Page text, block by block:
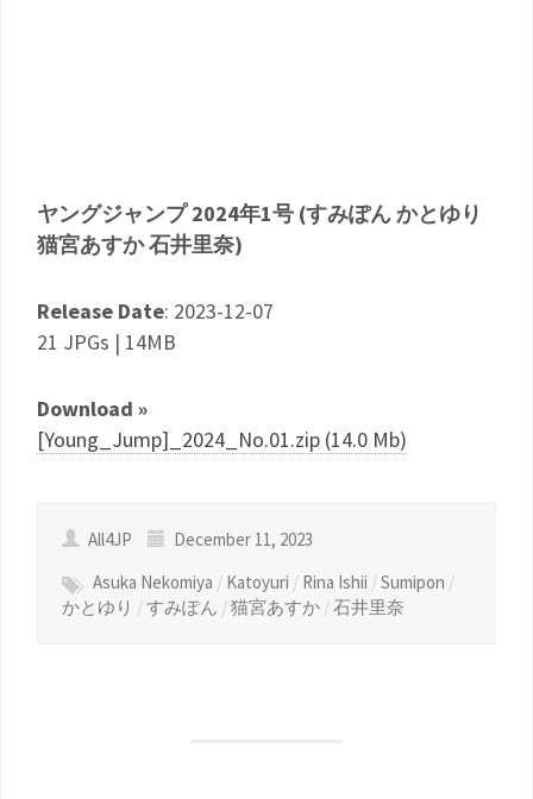
ヤングジャンプ 2024年1号 (すみぽん かとゆり
猫宮あすか 石井里奈)
Release Date: 2023-12-07
21 JPGs | 14MB
Download »
[Young_Jump]_2024_No.01.zip (14.0 Mb)
All4JP
December 11, 2023
Asuka Nekomiya / Katoyuri / Rina Ishii /Sumipon /
かとゆり /すみぽん /猫宮あすか /石井里奈